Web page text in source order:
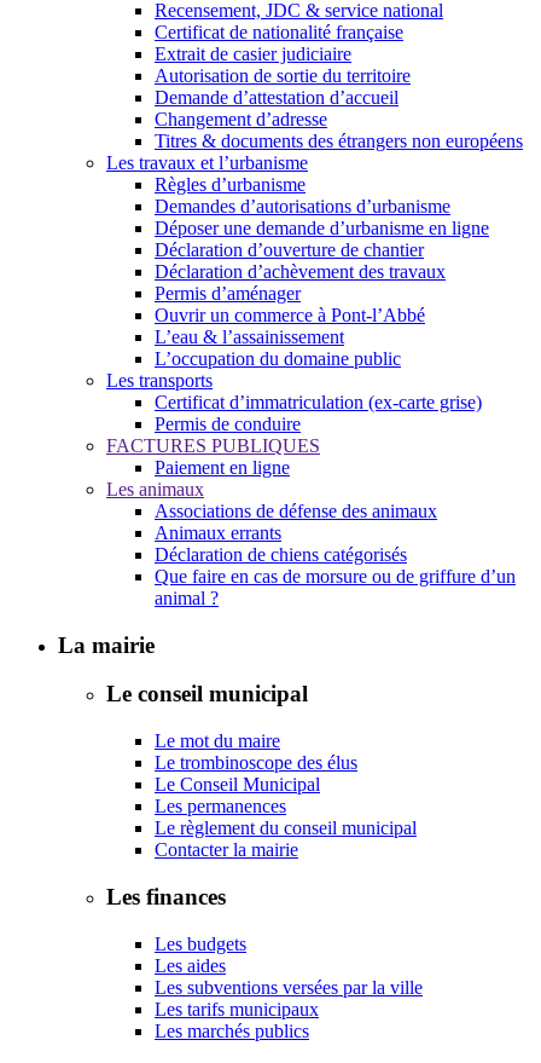
Recensement, JDC & service national
Certificat de nationalité française
Extrait de casier judiciaire
Autorisation de sortie du territoire
Demande d’attestation d’accueil
Changement d’adresse
Titres & documents des étrangers non européens
Les travaux et l’urbanisme
Règles d’urbanisme
Demandes d’autorisations d’urbanisme
Déposer une demande d’urbanisme en ligne
Déclaration d’ouverture de chantier
Déclaration d’achèvement des travaux
Permis d’aménager
Ouvrir un commerce à Pont-l’Abbé
L’eau & l’assainissement
L’occupation du domaine public
Les transports
Certificat d’immatriculation (ex-carte grise)
Permis de conduire
FACTURES PUBLIQUES
Paiement en ligne
Les animaux
Associations de défense des animaux
Animaux errants
Déclaration de chiens catégorisés
Que faire en cas de morsure ou de griffure d’un
animal ?
La mairie
Le conseil municipal
Le mot du maire
Le trombinoscope des élus
Le Conseil Municipal
Les permanences
Le règlement du conseil municipal
Contacter la mairie
Les finances
Les budgets
Les aides
Les subventions versées par la ville
Les tarifs municipaux
Les marchés publics